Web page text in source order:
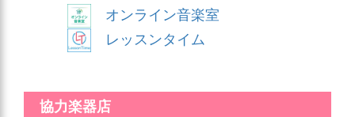
オンライン音楽室
レッスンタイム
協力楽器店